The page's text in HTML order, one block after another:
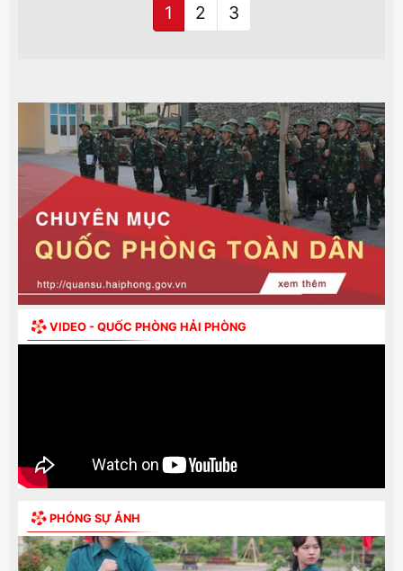
1 2 3
VIDEO - QUỐC PHÒNG HẢI PHÒNG
PHÓNG SỰ ẢNH